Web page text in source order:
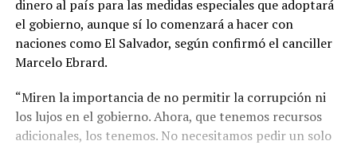
dinero al país para las medidas especiales que adoptará
el gobierno, aunque sí lo comenzará a hacer con
naciones como El Salvador, según confirmó el canciller
Marcelo Ebrard.
“Miren la importancia de no permitir la corrupción ni
los lujos en el gobierno. Ahora, que tenemos recursos
adicionales, los tenemos. No necesitamos pedir un solo